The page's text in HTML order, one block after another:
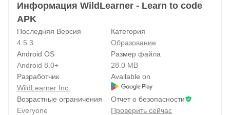
Информация WildLearner - Learn to code
APK
Последняя Версия
4.5.3
Категория
Образование
Android OS
Android 8.0+
Размер файла
28.0 MB
Разработчик
WildLearner Inc.
Available on
Возрастные ограничения
Everyone
Отчет о безопасности
Проверить сейчас